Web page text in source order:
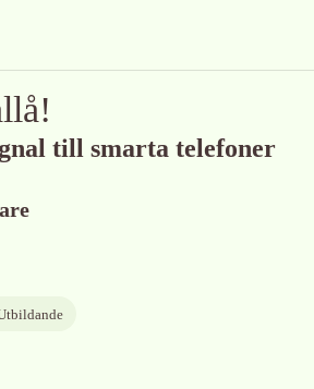
till smarta telefoner